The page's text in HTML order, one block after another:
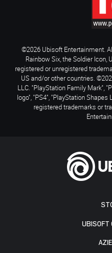
UBISOFT
©2026 Ubisoft Entertainment.
Rainbow Six, the Soldier Icon,
registered or unregistered
US and/or other countries.
LLC. "PlayStation Family Mark",
logo", "PS4", "PlayStation
registered trademarks or